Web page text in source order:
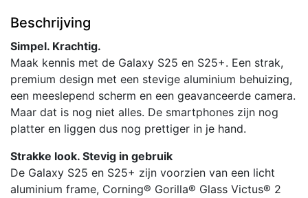
Beschrijving
Simpel. Krachtig.
Maak kennis met de Galaxy S25 en S25+. Een strak,
premium design met een stevige aluminium behuizing,
een meeslepend scherm en een geavanceerde camera.
Maar dat is nog niet alles. De smartphones zijn nog
platter en liggen dus nog prettiger in je hand.
Strakke look. Stevig in gebruik
De Galaxy S25 en S25+ zijn voorzien van een licht
aluminium frame, Corning® Gorilla® Glass Victus® 2